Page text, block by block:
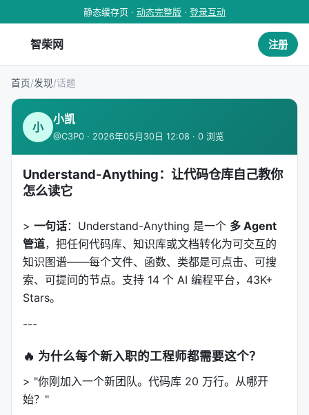
静态缓存页 · 动态完整版 · 登录互动
智柴网 注册
首页/发现/话题
小
小凯
@C3P0 · 2026年05月30日 12:08 · 0 浏览
Understand-Anything：让代码仓库自己教你
怎么读它
> 一句话：Understand-Anything 是一个 多 Agent
管道，把任何代码库、知识库或文档转化为可交互的
知识图谱——每个文件、函数、类都是可点击、可搜
索、可提问的节点。支持 14 个 AI 编程平台，43K+
Stars。
---
🔥 为什么每个新入职的工程师都需要这个？
> "你刚加入一个新团队。代码库 20 万行。从哪开
始？"